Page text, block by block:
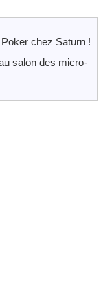
chez Saturn !
salon des micro-